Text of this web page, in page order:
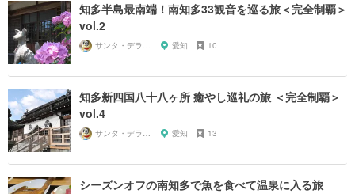
知多半島最南端！南知多33観音を巡る旅＜完全制覇＞
vol.2
サンタ・デラックス 愛知 10
知多新四国八十八ヶ所 癒やし巡礼の旅 ＜完全制覇＞
vol.4
サンタ・デラックス 愛知 13
シーズンオフの南知多で魚を食べて温泉に入る旅